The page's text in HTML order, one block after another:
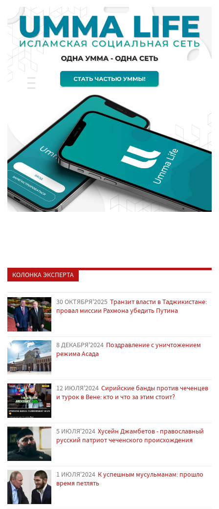
КОЛОНКА ЭКСПЕРТА
30 ОКТЯБРЯ'2025 Транзит власти в Таджикистане:
провал миссии Рахмона убедить Путина
8 ДЕКАБРЯ'2024 Поздравление с уничтожением
режима Асада
12 ИЮЛЯ'2024 Сирийские банды против чеченцев
и турок в Вене: кто и что за этим стоит?
5 ИЮЛЯ'2024 Хусейн Джамбетов - православный
русский патриот чеченского происхождения
1 ИЮЛЯ'2024 К успешным мусульманам: прошло
время петлять